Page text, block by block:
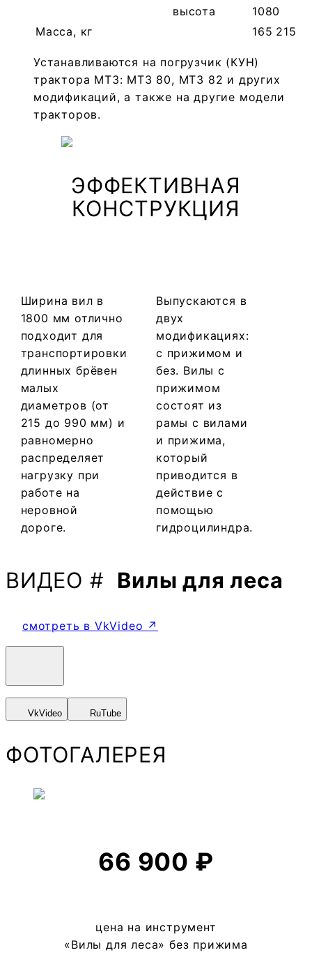
высота
1080
Масса, кг
165 215
Устанавливаются на погрузчик (КУН)
трактора МТЗ: МТЗ 80, МТЗ 82 и других
модификаций, а также на другие модели
тракторов.
ЭФФЕКТИВНАЯ
КОНСТРУКЦИЯ
Ширина вил в
1800 мм отлично
подходит для
транспортировки
длинных брёвен
малых
диаметров (от
215 до 990 мм) и
равномерно
распределяет
нагрузку при
работе на
неровной
дороге.
Выпускаются в
двух
модификациях:
с прижимом и
без. Вилы с
прижимом
состоят из
рамы с вилами
и прижима,
который
приводится в
действие с
помощью
гидроцилиндра.
ВИДЕО # Вилы для леса
смотреть в VkVideo ↗
VkVideo RuTube
ФОТОГАЛЕРЕЯ
66 900 ₽
цена на инструмент
«Вилы для леса» без прижима